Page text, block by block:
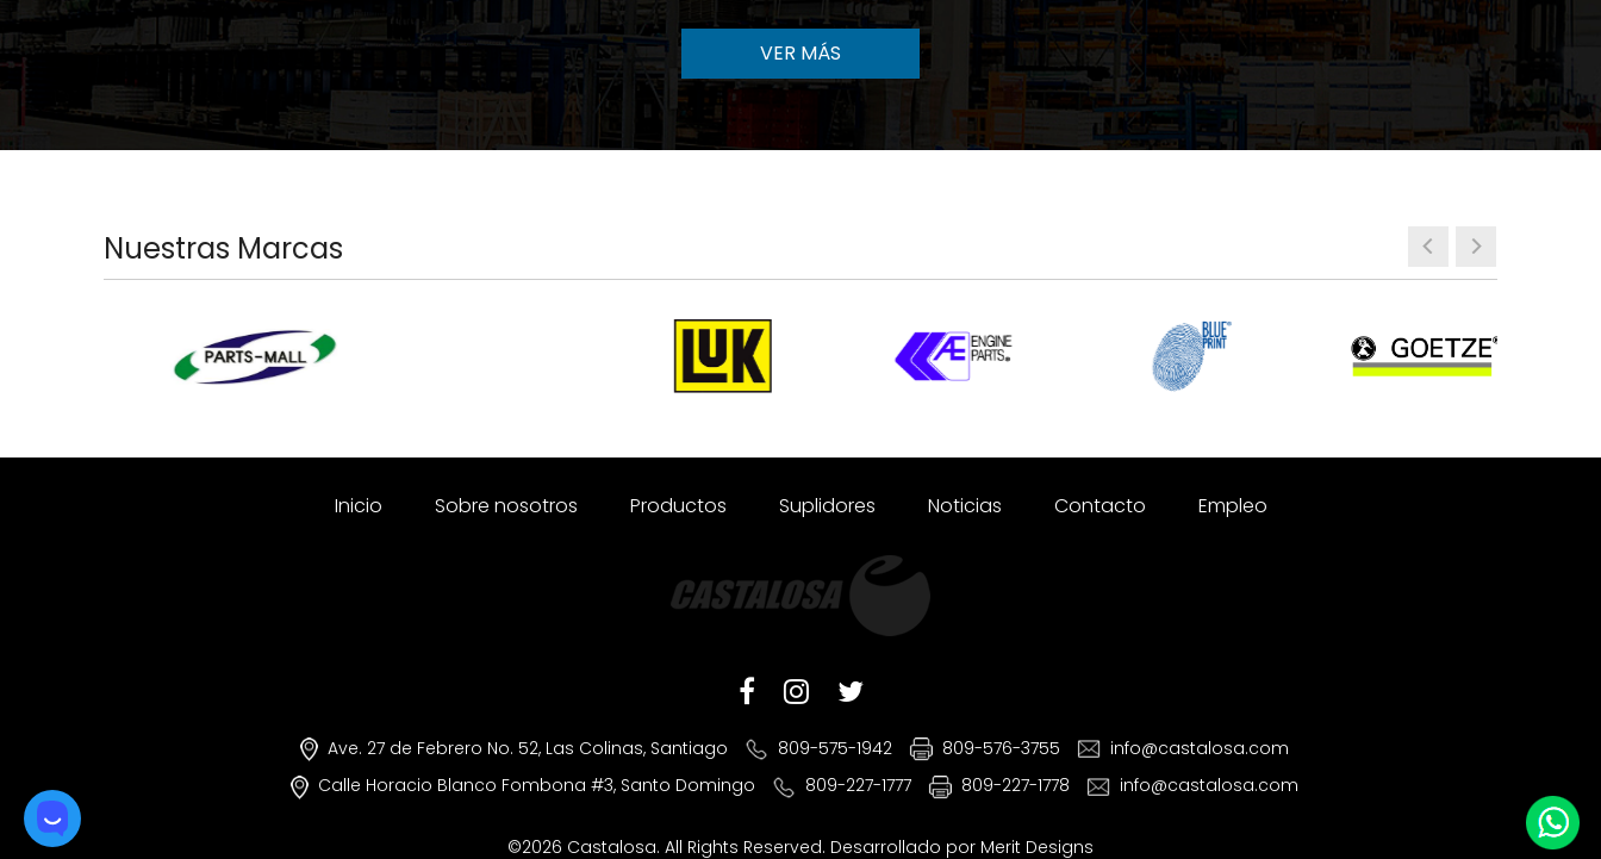
VER MÁS
Nuestras Marcas
Inicio Sobre nosotros Productos Suplidores Noticias Contacto Empleo
Ave. 27 de Febrero No. 52, Las Colinas, Santiago 809-575-1942 809-576-3755
info@castalosa.com
Calle Horacio Blanco Fombona #3, Santo Domingo
809-227-1777 809-227-1778 info@castalosa.com
©2026 Castalosa. All Rights Reserved. Desarrollado por Merit Designs